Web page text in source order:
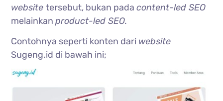
websitetersebut, bukan padacontent-led SEO
melainkanproduct-led SEO.
Contohnya seperti konten dari website
Sugeng.id di bawah ini;